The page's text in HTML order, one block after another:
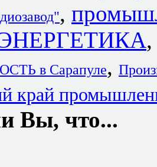
,
в Сарапуле,
край
Вы, что...